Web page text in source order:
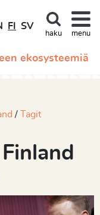
ekosysteemiä
FI SV
haku menu
Tagit